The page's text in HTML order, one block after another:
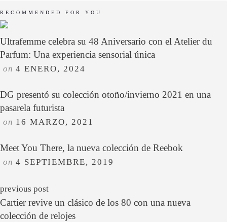
RECOMMENDED FOR YOU
Ultrafemme celebra su 48 Aniversario con el Atelier du
Parfum: Una experiencia sensorial única
on 4 ENERO, 2024
DG presentó su colección otoño/invierno 2021 en una
pasarela futurista
on 16 MARZO, 2021
Meet You There, la nueva colección de Reebok
on 4 SEPTIEMBRE, 2019
previous post
Cartier revive un clásico de los 80 con una nueva
colección de relojes